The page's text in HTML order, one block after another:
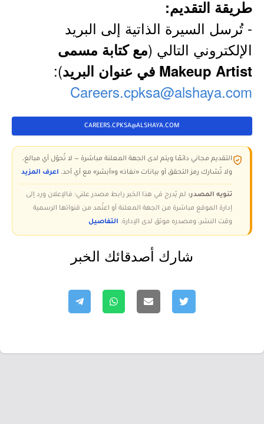
طريقة التقديم:
- تُرسل السيرة الذاتية إلى البريد
الإلكتروني التالي (مع كتابة مسمى
Makeup Artist في عنوان البريد
):
Careers.cpksa@alshaya.com
CAREERS.CPKSA@ALSHAYA.COM
التقديم مجاني دائمًا ويتم لدى الجهة المعلنة مباشرة — لا تُحوّل أي مبالغ،
ولا تُشارك رمز التحقق أو بيانات «نفاذ» و«أبشر» مع أي أحد. اعرف المزيد
تنويه المصدر: لم يُدرج في هذا الخبر رابط مصدر علني؛ فالإعلان ورد إلى
إدارة الموقع مباشرة من الجهة المعلنة أو اعتُمد من قنواتها الرسمية
وقت النشر، ومصدره موثق لدى الإدارة. التفاصيل
شارك أصدقائك الخبر